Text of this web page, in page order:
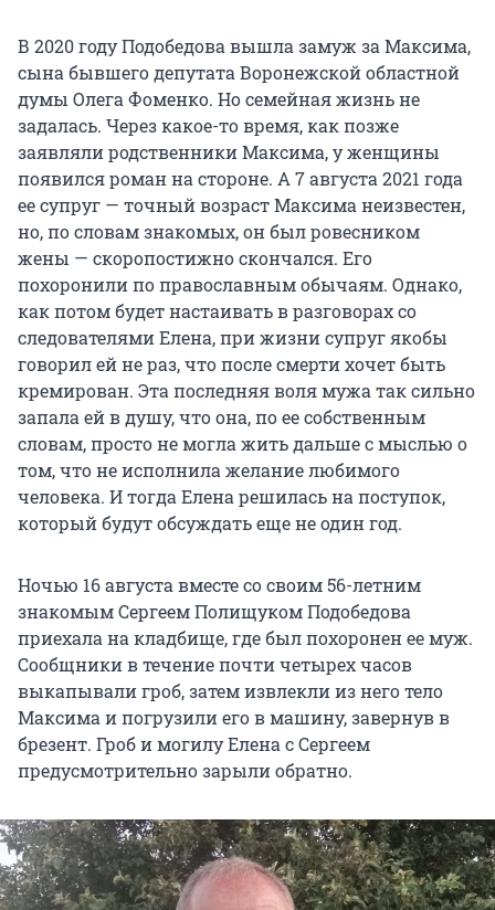
В 2020 году Подобедова вышла замуж за Максима,
сына бывшего депутата Воронежской областной
думы Олега Фоменко. Но семейная жизнь не
задалась. Через какое-то время, как позже
заявляли родственники Максима, у женщины
появился роман на стороне. А 7 августа 2021 года
ее супруг — точный возраст Максима неизвестен,
но, по словам знакомых, он был ровесником
жены — скоропостижно скончался. Его
похоронили по православным обычаям. Однако,
как потом будет настаивать в разговорах со
следователями Елена, при жизни супруг якобы
говорил ей не раз, что после смерти хочет быть
кремирован. Эта последняя воля мужа так сильно
запала ей в душу, что она, по ее собственным
словам, просто не могла жить дальше с мыслью о
том, что не исполнила желание любимого
человека. И тогда Елена решилась на поступок,
который будут обсуждать еще не один год.
Ночью 16 августа вместе со своим 56-летним
знакомым Сергеем Полищуком Подобедова
приехала на кладбище, где был похоронен ее муж.
Сообщники в течение почти четырех часов
выкапывали гроб, затем извлекли из него тело
Максима и погрузили его в машину, завернув в
брезент. Гроб и могилу Елена с Сергеем
предусмотрительно зарыли обратно.